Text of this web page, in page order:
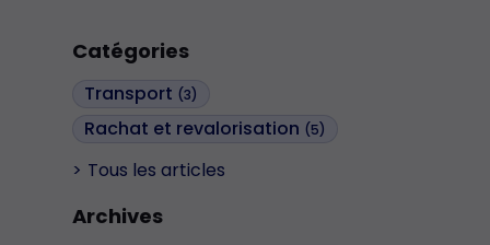
Catégories
Transport (3)
Rachat et revalorisation (5)
Tous les articles
Archives